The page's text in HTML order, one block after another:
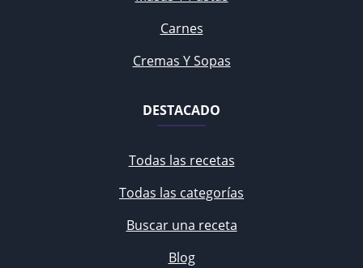
Carnes
Cremas Y Sopas
DESTACADO
Todas las recetas
Todas las categorías
Buscar una receta
Blog